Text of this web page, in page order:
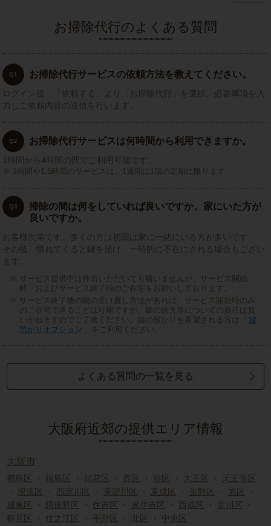
お掃除代行のよくある質問
Q1 お掃除代行サービスの依頼方法を教えてください。
ログイン後、「依頼する」より「お掃除代行」を選択、必要事項を入
力しご依頼内容の送信を行います。
Q2 お掃除代行サービスは何時間から利用できますか。
1時間から4時間の間でご利用可能です。
1時間や1.5時間のサービスは、1週間に1回の定期に限ります
Q3
掃除の間は何をしていれば良いですか。家にいた方が
良いですか。
お客様次第です。多くの方は初回は家に一緒にいる方が多いです。
その後、慣れてくると鍵を預け、一時的に不在にされる場合もござい
ます。
サービス提供中は外出いただいても構いませんが、サービス開始
時、およびサービス終了時のご在宅をお願いしております。
サービス終了後の鍵の受け渡し方法があれば、サービス開始時のみ
のご在宅で承ることは可能ですが、鍵の紛失等についての責任は負
いかねますのでご了承ください。鍵の預かりを希望される方は「
鍵
預かりオプション
」をご利用ください。
よくある質問の一覧を見る
大阪府近郊の提供エリア情報
大阪市
都島区 ・ 福島区 ・ 此花区 ・ 西区 ・ 港区 ・ 大正区 ・
天王寺区
・ 浪速区 ・ 西淀川区 ・ 東淀川区 ・ 東成区 ・ 生野区 ・ 旭区
・
城東区
・ 阿倍野区 ・ 住吉区 ・ 東住吉区 ・ 西成区 ・ 淀川区
・
鶴見区
・ 住之江区 ・ 平野区 ・ 北区 ・ 中央区